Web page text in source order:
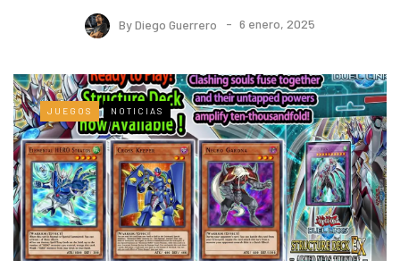
ByDiego Guerrero 6 enero, 2025
JUEGOS NOTICIAS